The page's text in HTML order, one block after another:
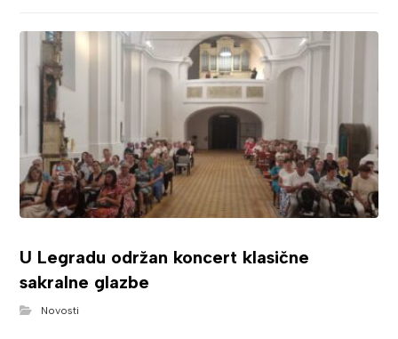
U Legradu održan koncert klasične
sakralne glazbe
Novosti